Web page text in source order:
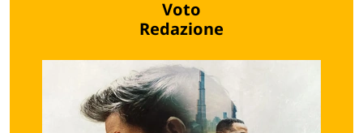
Voto
Redazione